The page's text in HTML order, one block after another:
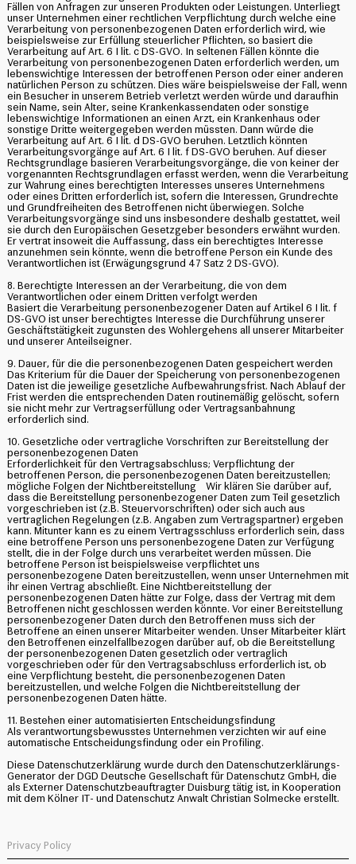
Fällen von Anfragen zur unseren Produkten oder Leistungen. Unterliegt
unser Unternehmen einer rechtlichen Verpflichtung durch welche eine
Verarbeitung von personenbezogenen Daten erforderlich wird, wie
beispielsweise zur Erfüllung steuerlicher Pflichten, so basiert die
Verarbeitung auf Art. 6 I lit. c DS-GVO. In seltenen Fällen könnte die
Verarbeitung von personenbezogenen Daten erforderlich werden, um
lebenswichtige Interessen der betroffenen Person oder einer anderen
natürlichen Person zu schützen. Dies wäre beispielsweise der Fall, wenn
ein Besucher in unserem Betrieb verletzt werden würde und daraufhin
sein Name, sein Alter, seine Krankenkassendaten oder sonstige
lebenswichtige Informationen an einen Arzt, ein Krankenhaus oder
sonstige Dritte weitergegeben werden müssten. Dann würde die
Verarbeitung auf Art. 6 I lit. d DS-GVO beruhen. Letztlich könnten
Verarbeitungsvorgänge auf Art. 6 I lit. f DS-GVO beruhen. Auf dieser
Rechtsgrundlage basieren Verarbeitungsvorgänge, die von keiner der
vorgenannten Rechtsgrundlagen erfasst werden, wenn die Verarbeitung
zur Wahrung eines berechtigten Interesses unseres Unternehmens
oder eines Dritten erforderlich ist, sofern die Interessen, Grundrechte
und Grundfreiheiten des Betroffenen nicht überwiegen. Solche
Verarbeitungsvorgänge sind uns insbesondere deshalb gestattet, weil
sie durch den Europäischen Gesetzgeber besonders erwähnt wurden.
Er vertrat insoweit die Auffassung, dass ein berechtigtes Interesse
anzunehmen sein könnte, wenn die betroffene Person ein Kunde des
Verantwortlichen ist (Erwägungsgrund 47 Satz 2 DS-GVO).
8. Berechtigte Interessen an der Verarbeitung, die von dem
Verantwortlichen oder einem Dritten verfolgt werden
Basiert die Verarbeitung personenbezogener Daten auf Artikel 6 I lit. f
DS-GVO ist unser berechtigtes Interesse die Durchführung unserer
Geschäftstätigkeit zugunsten des Wohlergehens all unserer Mitarbeiter
und unserer Anteilseigner.
9. Dauer, für die die personenbezogenen Daten gespeichert werden
Das Kriterium für die Dauer der Speicherung von personenbezogenen
Daten ist die jeweilige gesetzliche Aufbewahrungsfrist. Nach Ablauf der
Frist werden die entsprechenden Daten routinemäßig gelöscht, sofern
sie nicht mehr zur Vertragserfüllung oder Vertragsanbahnung
erforderlich sind.
10. Gesetzliche oder vertragliche Vorschriften zur Bereitstellung der
personenbezogenen Daten
Erforderlichkeit für den Vertragsabschluss; Verpflichtung der
betroffenen Person, die personenbezogenen Daten bereitzustellen;
mögliche Folgen der Nichtbereitstellung Wir klären Sie darüber auf,
dass die Bereitstellung personenbezogener Daten zum Teil gesetzlich
vorgeschrieben ist (z.B. Steuervorschriften) oder sich auch aus
vertraglichen Regelungen (z.B. Angaben zum Vertragspartner) ergeben
kann. Mitunter kann es zu einem Vertragsschluss erforderlich sein, dass
eine betroffene Person uns personenbezogene Daten zur Verfügung
stellt, die in der Folge durch uns verarbeitet werden müssen. Die
betroffene Person ist beispielsweise verpflichtet uns
personenbezogene Daten bereitzustellen, wenn unser Unternehmen mit
ihr einen Vertrag abschließt. Eine Nichtbereitstellung der
personenbezogenen Daten hätte zur Folge, dass der Vertrag mit dem
Betroffenen nicht geschlossen werden könnte. Vor einer Bereitstellung
personenbezogener Daten durch den Betroffenen muss sich der
Betroffene an einen unserer Mitarbeiter wenden. Unser Mitarbeiter klärt
den Betroffenen einzelfallbezogen darüber auf, ob die Bereitstellung
der personenbezogenen Daten gesetzlich oder vertraglich
vorgeschrieben oder für den Vertragsabschluss erforderlich ist, ob
eine Verpflichtung besteht, die personenbezogenen Daten
bereitzustellen, und welche Folgen die Nichtbereitstellung der
personenbezogenen Daten hätte.
11. Bestehen einer automatisierten Entscheidungsfindung
Als verantwortungsbewusstes Unternehmen verzichten wir auf eine
automatische Entscheidungsfindung oder ein Profiling.
Diese Datenschutzerklärung wurde durch den Datenschutzerklärungs-
Generator der DGD Deutsche Gesellschaft für Datenschutz GmbH, die
als Externer Datenschutzbeauftragter Duisburg tätig ist, in Kooperation
mit dem Kölner IT- und Datenschutz Anwalt Christian Solmecke erstellt.
Privacy Policy